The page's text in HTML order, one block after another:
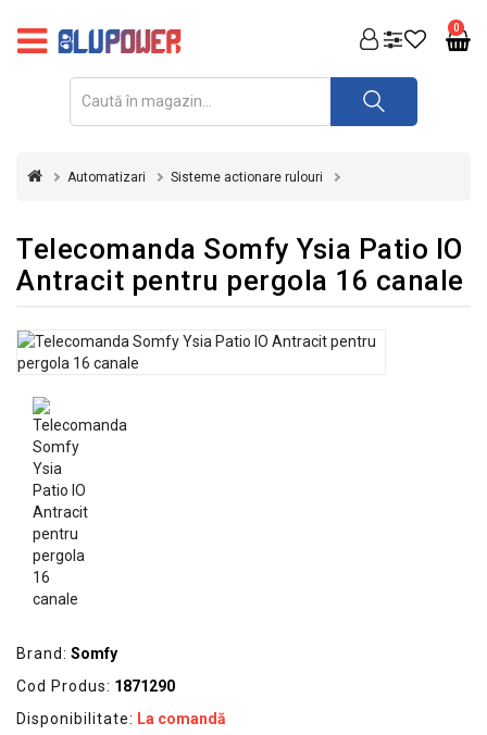
0
FOTOVOLTAICE
REDRESOARE
INVERTOARE
&
STABILIZATOARE
TENSIUNE
CASA
GRADINA
SCULE
ECHIPAMENTE
ECHIPAMENTE
DE
PROTECȚIE
Automatizari Sisteme actionare rulouri
Telecomanda Somfy Ysia Patio IO
Antracit pentru pergola 16 canale
Brand: Somfy
Cod Produs: 1871290
Disponibilitate: La comandă